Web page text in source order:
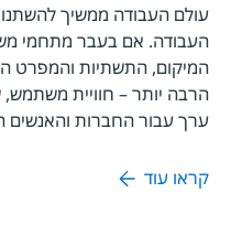
עולם העבודה ממשיך
העבודה. אם בעבר מתחמי
המיקום, התשתיות והמפרט
הרבה יותר – חוויית משתמש,
ערך עבור החברות והאנשים
קראו עוד